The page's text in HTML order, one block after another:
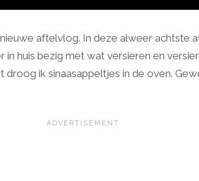
aftelvlog. In deze alweer achtste
in huis bezig met wat versieren en
droog ik sinaasappeltjes in de oven.